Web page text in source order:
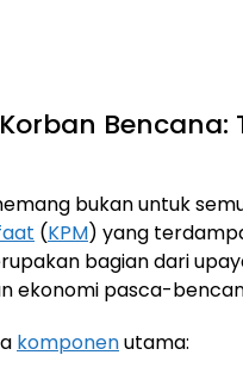
bukan untuk
(KPM) yang
bagian dari
ekonomi pasca-
komponenutama: